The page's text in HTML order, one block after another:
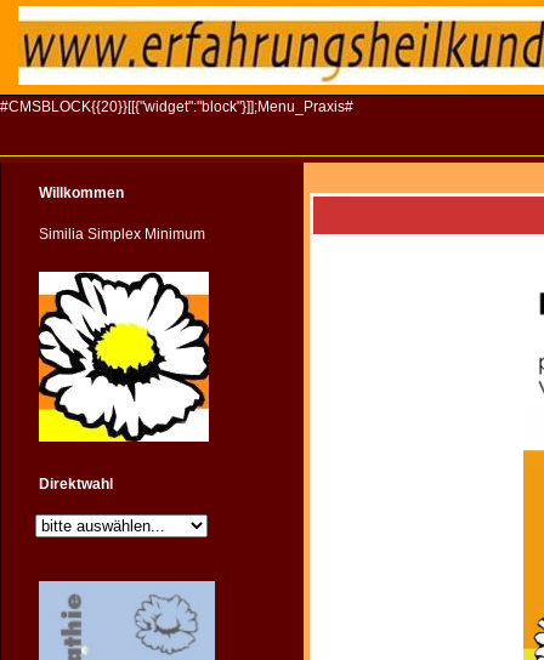
#CMSBLOCK{{20}}[[{"widget":"block"}]];Menu_Praxis#
Willkommen
Similia Simplex Minimum
Direktwahl